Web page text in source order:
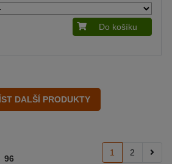
Do košíku
96
1 2